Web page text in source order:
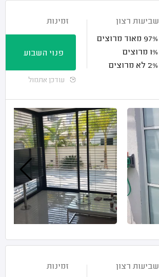
שביעות רצון
97% מאוד מרוצים
1% מרוצים
2% לא מרוצים
זמינות
פנוי השבוע
עודכן אתמול
שביעות רצון
זמינות